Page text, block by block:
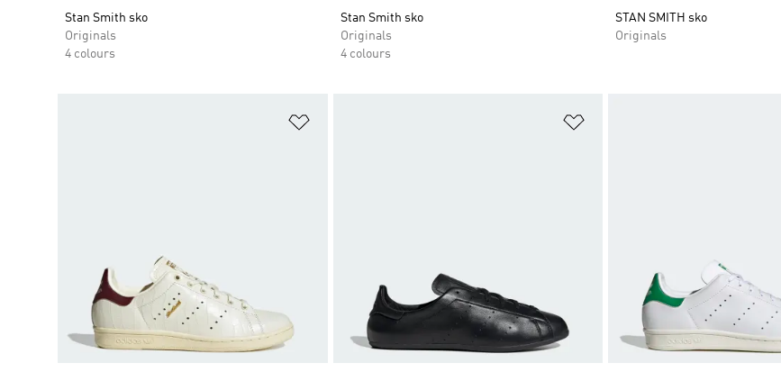
Stan Smith sko
Originals
4 colours
Stan Smith sko
Originals
4 colours
STAN SMITH sko
Originals